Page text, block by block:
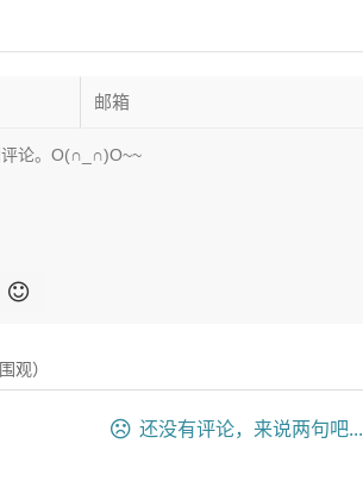
观）
还没有评论，来说两句吧...